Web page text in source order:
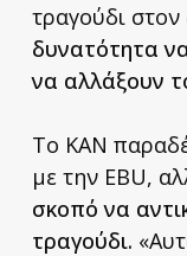
τραγούδι
δυνατότητα
να αλλάξουν
Το KAN
με την EBU,
σκοπό να
τραγούδι.